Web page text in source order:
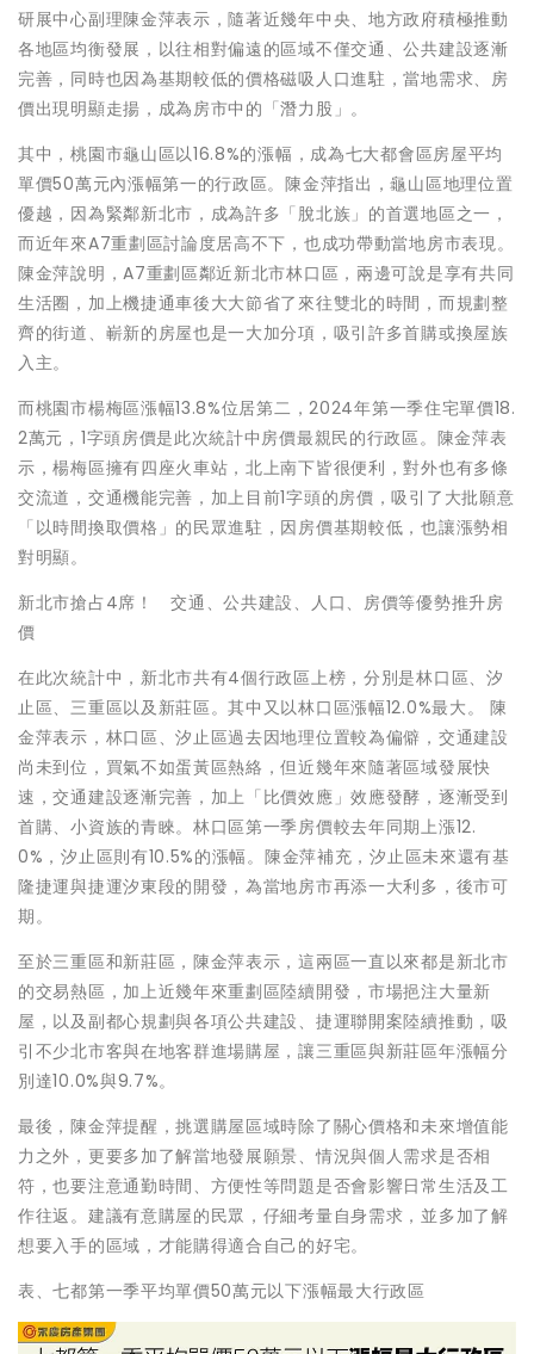
研展中心副理陳金萍表示，隨著近幾年中央、地方政府積極推動
各地區均衡發展，以往相對偏遠的區域不僅交通、公共建設逐漸
完善，同時也因為基期較低的價格磁吸人口進駐，當地需求、房
價出現明顯走揚，成為房市中的「潛力股」。
其中，桃園市龜山區以16.8%的漲幅，成為七大都會區房屋平均
單價50萬元內漲幅第一的行政區。陳金萍指出，龜山區地理位置
優越，因為緊鄰新北市，成為許多「脫北族」的首選地區之一，
而近年來A7重劃區討論度居高不下，也成功帶動當地房市表現。
陳金萍說明，A7重劃區鄰近新北市林口區，兩邊可說是享有共同
生活圈，加上機捷通車後大大節省了來往雙北的時間，而規劃整
齊的街道、嶄新的房屋也是一大加分項，吸引許多首購或換屋族
入主。
而桃園市楊梅區漲幅13.8%位居第二，2024年第一季住宅單價18.
2萬元，1字頭房價是此次統計中房價最親民的行政區。陳金萍表
示，楊梅區擁有四座火車站，北上南下皆很便利，對外也有多條
交流道，交通機能完善，加上目前1字頭的房價，吸引了大批願意
「以時間換取價格」的民眾進駐，因房價基期較低，也讓漲勢相
對明顯。
新北市搶占4席！ 交通、公共建設、人口、房價等優勢推升房
價
在此次統計中，新北市共有4個行政區上榜，分別是林口區、汐
止區、三重區以及新莊區。其中又以林口區漲幅12.0%最大。 陳
金萍表示，林口區、汐止區過去因地理位置較為偏僻，交通建設
尚未到位，買氣不如蛋黃區熱絡，但近幾年來隨著區域發展快
速，交通建設逐漸完善，加上「比價效應」效應發酵，逐漸受到
首購、小資族的青睞。林口區第一季房價較去年同期上漲12.
0%，汐止區則有10.5%的漲幅。陳金萍補充，汐止區未來還有基
隆捷運與捷運汐東段的開發，為當地房市再添一大利多，後市可
期。
至於三重區和新莊區，陳金萍表示，這兩區一直以來都是新北市
的交易熱區，加上近幾年來重劃區陸續開發，市場挹注大量新
屋，以及副都心規劃與各項公共建設、捷運聯開案陸續推動，吸
引不少北市客與在地客群進場購屋，讓三重區與新莊區年漲幅分
別達10.0%與9.7%。
最後，陳金萍提醒，挑選購屋區域時除了關心價格和未來增值能
力之外，更要多加了解當地發展願景、情況與個人需求是否相
符，也要注意通勤時間、方便性等問題是否會影響日常生活及工
作往返。建議有意購屋的民眾，仔細考量自身需求，並多加了解
想要入手的區域，才能購得適合自己的好宅。
表、七都第一季平均單價50萬元以下漲幅最大行政區